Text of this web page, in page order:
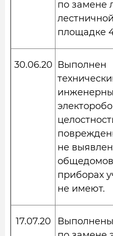
по замене
лестничной
площадке
30.06.20 Выполнен
не
приборах
не имеют.
17.07.20